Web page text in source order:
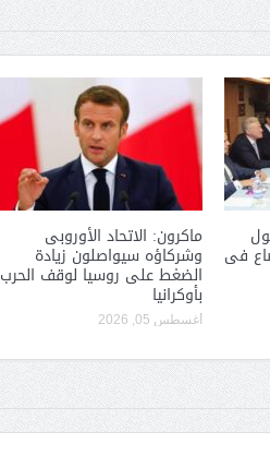
فى
ماكرون: الاتحاد الأوروبى
وشركاؤه سيواصلون زيادة
الضغط على روسيا لوقف الحرب
بأوكرانيا
أغسطس 05, 2026